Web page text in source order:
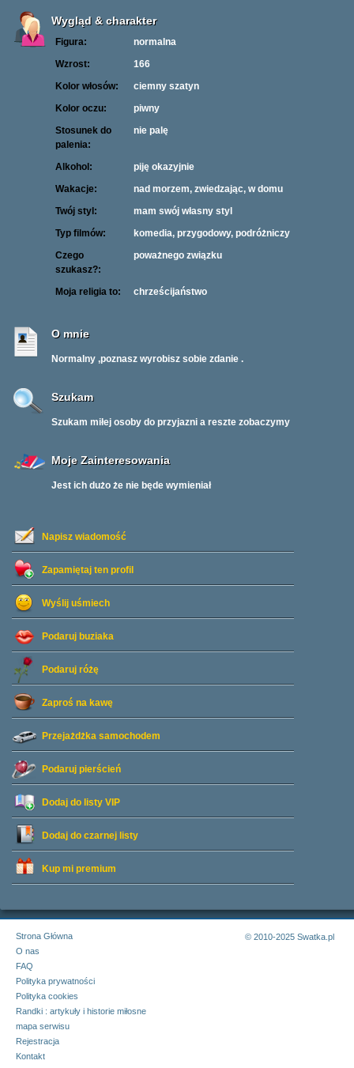
Napisz wiadomość
Zapamiętaj ten profil
Wyślij uśmiech
Podaruj buziaka
Podaruj różę
Zaproś na kawę
Przejażdżka samochodem
Podaruj pierścień
Dodaj do listy VIP
Dodaj do czarnej listy
Kup mi premium
Wygląd & charakter
Figura:
normalna
Wzrost:
166
Kolor włosów:
ciemny szatyn
Kolor oczu:
piwny
Stosunek do
palenia:
nie palę
Alkohol:
piję okazyjnie
Wakacje:
nad morzem, zwiedzając, w domu
Twój styl:
mam swój własny styl
Typ filmów:
komedia, przygodowy, podróżniczy
Czego
szukasz?:
poważnego związku
Moja religia to: chrześcijaństwo
O mnie
Normalny ,poznasz wyrobisz sobie zdanie .
Szukam
Szukam miłej osoby do przyjazni a reszte zobaczymy
Moje Zainteresowania
Jest ich dużo że nie będe wymieniał
Strona Główna
O nas
FAQ
Polityka prywatności
Polityka cookies
Randki : artykuły i historie miłosne
mapa serwisu
Rejestracja
Kontakt
© 2010-2025 Swatka.pl